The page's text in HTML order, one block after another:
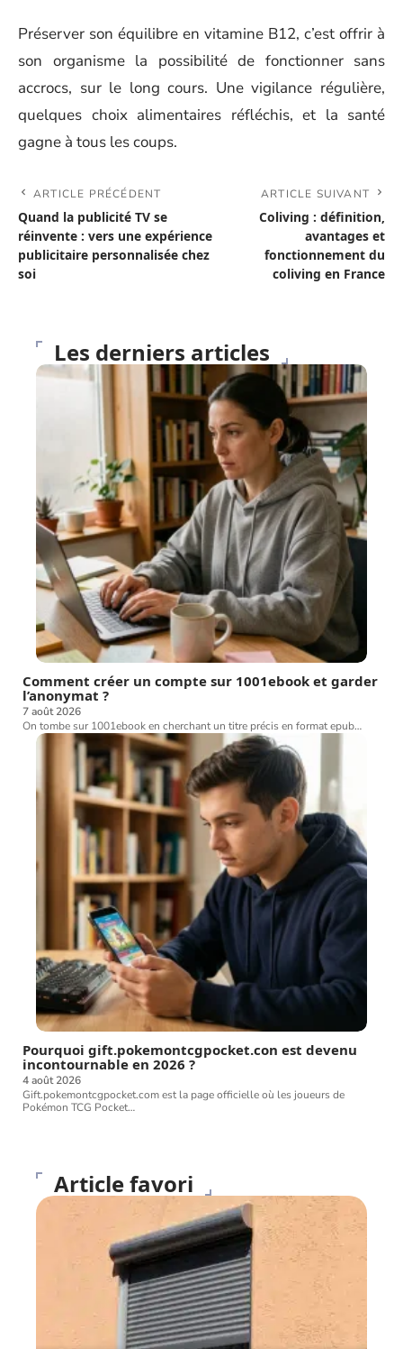
Préserver son équilibre en vitamine B12, c’est offrir à
son organisme la possibilité de fonctionner sans
accrocs, sur le long cours. Une vigilance régulière,
quelques choix alimentaires réfléchis, et la santé
gagne à tous les coups.
ARTICLE PRÉCÉDENT
Quand la publicité TV se
réinvente : vers une expérience
publicitaire personnalisée chez
soi
ARTICLE SUIVANT
Coliving : définition,
avantages et
fonctionnement du
coliving en France
Les derniers articles
Comment créer un compte sur 1001ebook et garder
l’anonymat ?
7 août 2026
On tombe sur 1001ebook en cherchant un titre précis en format epub…
Pourquoi gift.pokemontcgpocket.con est devenu
incontournable en 2026 ?
4 août 2026
Gift.pokemontcgpocket.com est la page officielle où les joueurs de
Pokémon TCG Pocket…
Article favori